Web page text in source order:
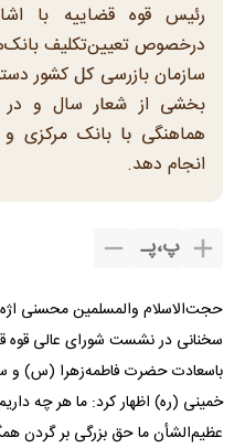
رئیس قوه قضاییه با
درخصوص تعیین‌تکلیف
سازمان بازرسی کل کشور
بخشی از شعار سال و
هماهنگی با بانک مرکزی
انجام دهد.
پ،پـ
سخنانی در نشست شورای عالی قوه
باسعادت حضرت فاطمه‌زهرا (س) و
خمینی (ره) اظهار کرد: ما هر چه
عظیم‌الشأن ما حق بزرگی بر گردن